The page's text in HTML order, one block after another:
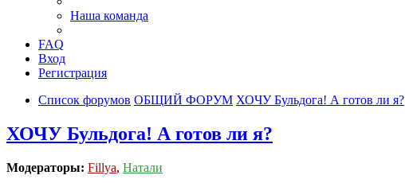
Наша команда
FAQ
Вход
Регистрация
Список форумов ОБЩИЙ ФОРУМ ХОЧУ Бульдога! А готов ли я?
ХОЧУ Бульдога! А готов ли я?
Модераторы: Fillya, Натали